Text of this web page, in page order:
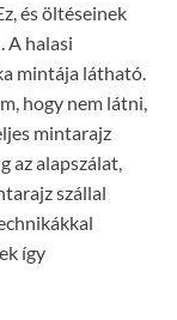
és öltéseinek
A halasi
mintája látható.
hogy nem látni,
mintarajz
az alapszálat,
szállal
így